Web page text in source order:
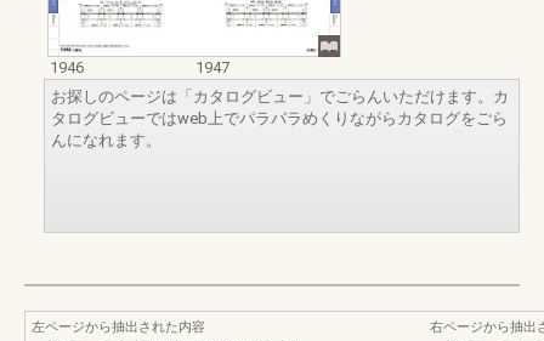
1946
1947
お探しのページは「カタログビュー」でごらんいただけます。カ
タログビューではweb上でパラパラめくりながらカタログをごら
んになれます。
左ページから抽出された内容
右ページから抽出